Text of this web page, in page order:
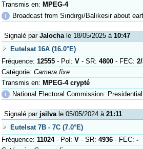
Transmis en: MPEG-4
ℹ
Broadcast from Sındırgı/Balıkesir about
Signalé par Jalochale 18/05/2025 à 10:47
Eutelsat 16A (16.0°E)
Fréquence: 12555- Pol: V- SR: 4800- FEC:
Catégorie: Camera fixe
Transmis en: MPEG-4 crypté
ℹ
National Electoral Commission:
Signalé par jsilvale 05/05/2024 à 21:11
Eutelsat 7B - 7C (7.0°E)
Fréquence: 11024- Pol: V- SR: 4936- FEC: -